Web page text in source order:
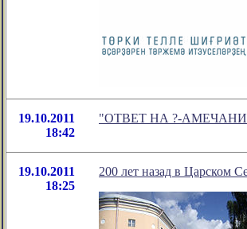
19.10.2011
18:42
"ОТВЕТ НА ?-АМЕЧАНИЯ
19.10.2011
18:25
200 лет назад в Царском